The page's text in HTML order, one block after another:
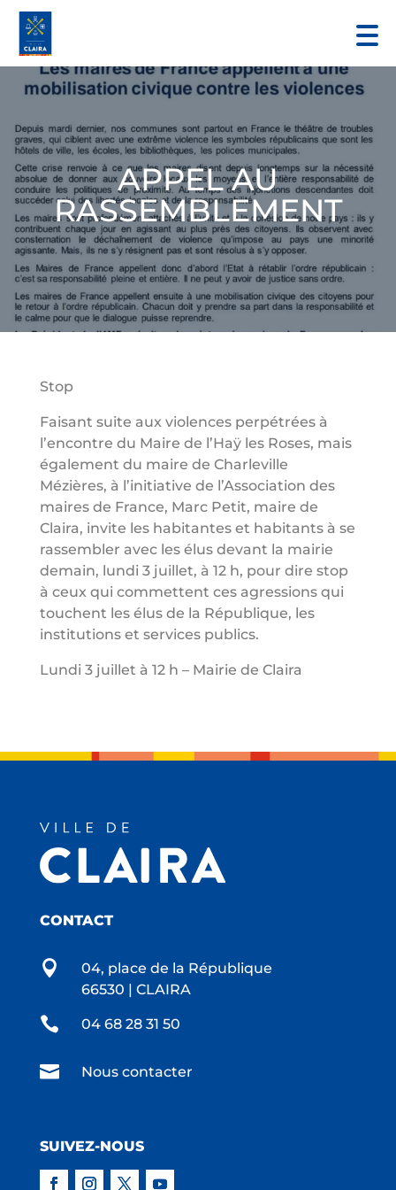
APPEL AU
RASSEMBLEMENT
Stop
Faisant suite aux violences perpétrées à
l’encontre du Maire de l’Haÿ les Roses, mais
également du maire de Charleville
Mézières, à l’initiative de l’Association des
maires de France, Marc Petit, maire de
Claira, invite les habitantes et habitants à se
rassembler avec les élus devant la mairie
demain, lundi 3 juillet, à 12 h, pour dire stop
à ceux qui commettent ces agressions qui
touchent les élus de la République, les
institutions et services publics.
Lundi 3 juillet à 12 h – Mairie de Claira
CONTACT

04, place de la République
66530 | CLAIRA
 04 68 28 31 50
 Nous contacter
SUIVEZ-NOUS